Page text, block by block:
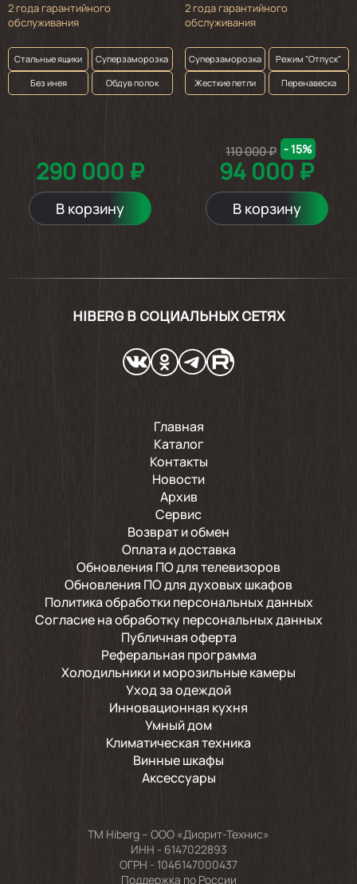
2 года гарантийного
обслуживания
Стальные ящики
Суперзаморозка
Без инея
Обдув полок
290 000 ₽
В корзину
2 года гарантийного
обслуживания
Суперзаморозка
Режим "Отпуск"
Жесткие петли
Перенавеска
94 000 ₽
110 000 ₽ - 15%
В корзину
HIBERG В СОЦИАЛЬНЫХ СЕТЯХ
Главная
Каталог
Контакты
Новости
Архив
Сервис
Возврат и обмен
Оплата и доставка
Обновления ПО для телевизоров
Обновления ПО для духовых шкафов
Политика обработки персональных данных
Согласие на обработку персональных данных
Публичная оферта
Реферальная программа
Холодильники и морозильные камеры
Уход за одеждой
Инновационная кухня
Умный дом
Климатическая техника
Винные шкафы
Аксессуары
TM Hiberg – ООО «Диорит-Технис»
ИНН - 6147022893
ОГРН - 1046147000437
Поддержка по России